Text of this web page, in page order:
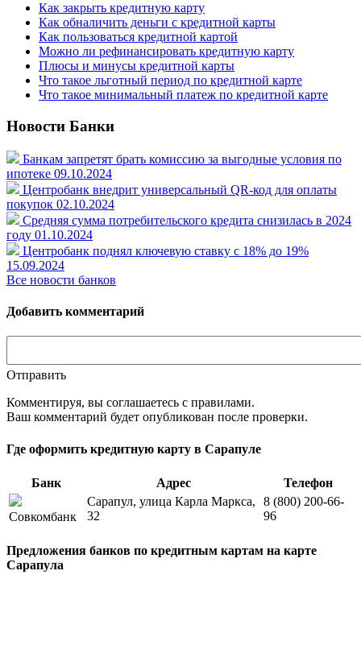
Как закрыть кредитную карту
Как обналичить деньги с кредитной карты
Как пользоваться кредитной картой
Можно ли рефинансировать кредитную карту
Плюсы и минусы кредитной карты
Что такое льготный период по кредитной карте
Что такое минимальный платеж по кредитной карте
Новости Банки
Банкам запретят брать комиссию за выгодные условия по
ипотеке 09.10.2024
Центробанк внедрит универсальный QR-код для оплаты
покупок 02.10.2024
Средняя сумма потребительского кредита снизилась в 2024
году 01.10.2024
Центробанк поднял ключевую ставку с 18% до 19%
15.09.2024
Все новости банков
Добавить комментарий
Отправить
Комментируя, вы соглашаетесь c правилами.
Ваш комментарий будет опубликован после проверки.
Где оформить кредитную карту в Сарапуле
Банк Адрес Телефон
Совкомбанк
Сарапул, улица Карла Маркса,
32
8 (800) 200-66-
96
Предложения банков по кредитным картам на карте
Сарапула